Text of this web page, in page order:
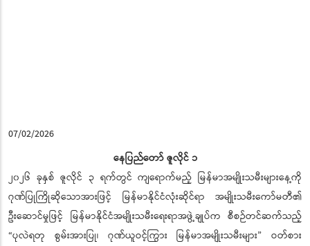
07/02/2026
နေပြည်တော် ဇူလိုင် ၁
၂၀၂၆ ခုနှစ် ဇူလိုင် ၃ ရက်တွင် ကျရောက်မည့် မြန်မာအမျိုးသမီးများနေ့ကို
ဂုဏ်ပြုကြိုဆိုသောအားဖြင့် မြန်မာနိုင်ငံလုံးဆိုင်ရာ အမျိုးသမီးကော်မတီ၏
ဦးဆောင်မှုဖြင့် မြန်မာနိုင်ငံအမျိုးသမီးရေးရာအဖွဲ့ချုပ်က စီစဉ်တင်ဆက်သည့်
“ပုလဲရတု စွမ်းအားပြု၊ ဂုဏ်ယူဝင့်ကြွား မြန်မာအမျိုးသမီးများ” ဝတ်စား